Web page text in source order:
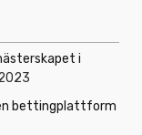
i
bettingplattform